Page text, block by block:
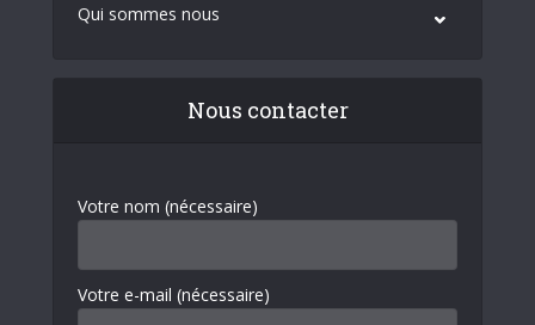
Qui sommes nous
Nous contacter
Votre nom (nécessaire)
Votre e-mail (nécessaire)